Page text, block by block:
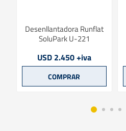
Desenllantadora Runflat
SoluPark U-221
USD 2.450 +iva